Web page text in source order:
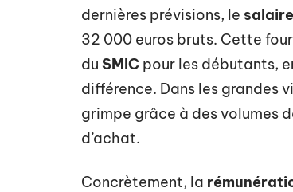
dernières prévisions, le
32 000 euros bruts. Cette
du SMIC pour les débutants,
différence. Dans les grandes
grimpe grâce à des volumes
d’achat.
Concrètement, la